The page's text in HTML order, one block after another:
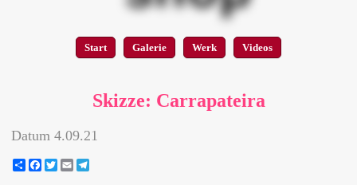
Start Galerie Werk Videos
Skizze: Carrapateira
Datum 4.09.21
ShareFacebook
Twitter
Email